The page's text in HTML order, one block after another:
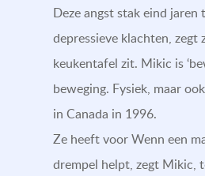
Deze angst stak eind
depressieve klachten, zegt
keukentafel zit. Mikic is
beweging. Fysiek, maar
in Canada in 1996.
Ze heeft voor Wenn een
drempel helpt, zegt Mikic,